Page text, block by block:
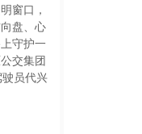
窗口，
盘、心
守护一
交集团
员代兴